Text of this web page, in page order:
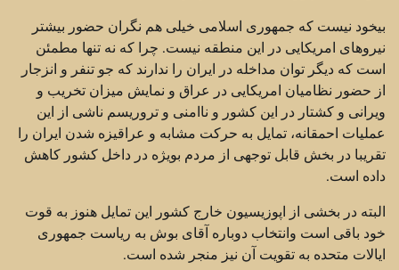
بیخود نیست که جمهوری اسلامی خیلی هم نگران حضور بیشتر
نیروهای امریکایی در این منطقه نیست. چرا که نه تنها مطمئن
است که دیگر توان مداخله در ایران را ندارند که جو تنفر و انزجار
از حضور نظامیان امریکایی در عراق و نمایش میزان تخریب و
ویرانی و کشتار در این کشور و ناامنی و تروریسم ناشی از این
عملیات احمقانه، تمایل به حرکت مشابه و عراقیزه شدن ایران را
تقریبا در بخش قابل توجهی از مردم بویژه در داخل کشور کاهش
داده است.
البته در بخشی از اپوزیسیون خارج کشور این تمایل هنوز به قوت
خود باقی است وانتخاب دوباره آقای بوش به ریاست جمهوری
ایالات متحده به تقویت آن نیز منجر شده است.